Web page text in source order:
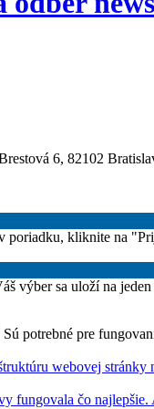
6, 82102
poriadku, kliknite na
výber sa uloží na
potrebné pre
webovej stránky
fungovala čo